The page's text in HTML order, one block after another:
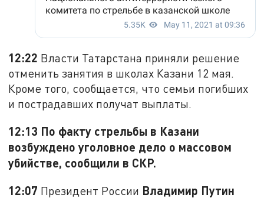
12:22 Власти Татарстана приняли решение
отменить занятия в школах Казани 12 мая.
Кроме того, сообщается, что семьи погибших
и пострадавших получат выплаты.
12:13 По факту стрельбы в Казани
возбуждено уголовное дело о массовом
убийстве, сообщили в СКР.
12:07 Президент России Владимир Путин